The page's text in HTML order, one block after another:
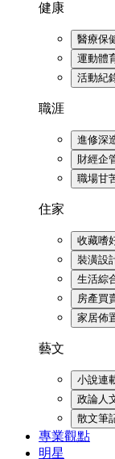
健康
醫療保
運動體
活動紀
職涯
進修深
財經企
職場甘
住家
收藏嗜
裝潢設
生活綜
房產買
家居佈
藝文
小說連
政論人
散文筆
專業觀點
明星